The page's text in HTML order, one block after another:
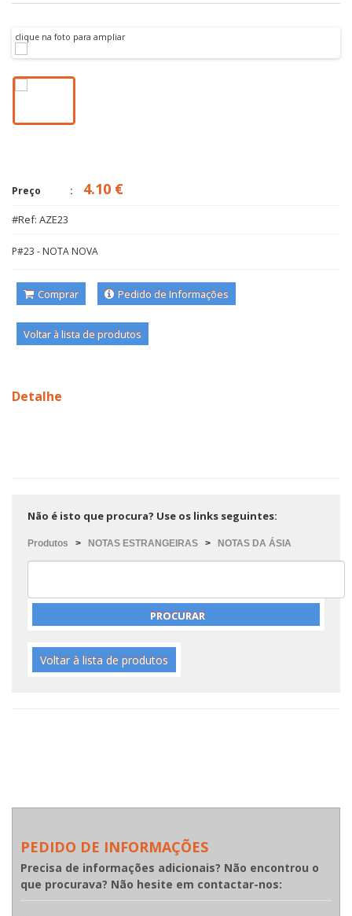
clique na foto para ampliar
Preço 4.10 €
#Ref: AZE23
P#23 - NOTA NOVA
Comprar Pedido de Informações
Voltar à lista de produtos
Detalhe
Não é isto que procura? Use os links seguintes:
Produtos > NOTAS ESTRANGEIRAS > NOTAS DA ÁSIA
Voltar à lista de produtos
PEDIDO DE INFORMAÇÕES
Precisa de informações adicionais? Não encontrou o
que procurava? Não hesite em contactar-nos: